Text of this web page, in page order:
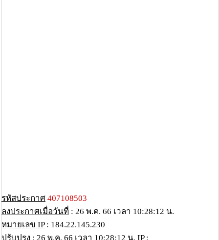
รหัสประกาศ 407108503
ลงประกาศเมื่อวันที่ : 26 พ.ค. 66 เวลา 10:28:12 น.
หมายเลข IP: 184.22.145.230
ปรับปรุง : 26 พ.ค. 66 เวลา 10:28:12 น. IP :